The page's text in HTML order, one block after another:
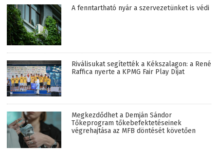
A fenntartható nyár a szervezetünket is védi
Riválisukat segítették a Kékszalagon: a René
Raffica nyerte a KPMG Fair Play Díjat
Megkezdődhet a Demján Sándor
Tőkeprogram tőkebefektetéseinek
végrehajtása az MFB döntését követően